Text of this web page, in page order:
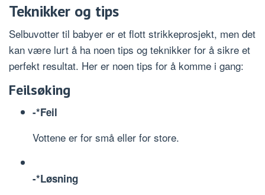
Teknikker og tips
Selbuvotter til babyer er et flott strikkeprosjekt, men det
kan være lurt å ha noen tips og teknikker for å sikre et
perfekt resultat. Her er noen tips for å komme i gang:
Feilsøking
-*Feil
Vottene er for små eller for store.
-*Løsning